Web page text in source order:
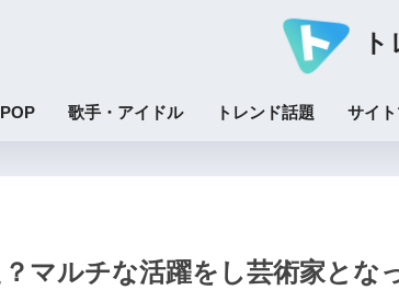
歌手・アイドル トレンド話題 サイ
マルチな活躍をし芸術家とな